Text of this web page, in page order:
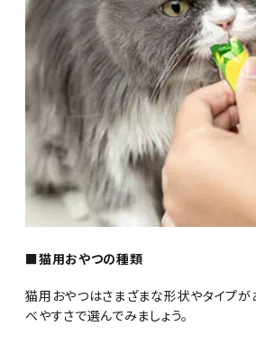
■猫用おやつの種類
猫用おやつはさまざまな形状やタイプが
べやすさで選んでみましょう。